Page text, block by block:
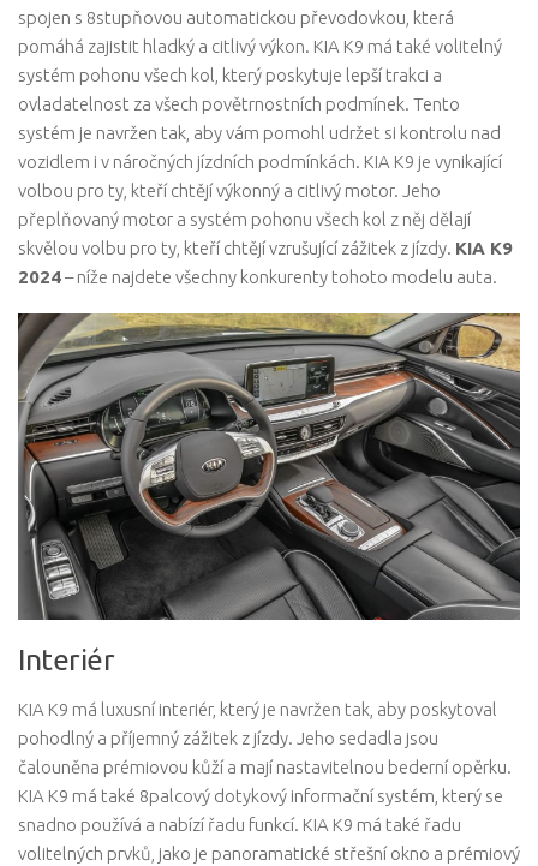
spojen s 8stupňovou automatickou převodovkou, která
pomáhá zajistit hladký a citlivý výkon. KIA K9 má také volitelný
systém pohonu všech kol, který poskytuje lepší trakci a
ovladatelnost za všech povětrnostních podmínek. Tento
systém je navržen tak, aby vám pomohl udržet si kontrolu nad
vozidlem i v náročných jízdních podmínkách. KIA K9 je vynikající
volbou pro ty, kteří chtějí výkonný a citlivý motor. Jeho
přeplňovaný motor a systém pohonu všech kol z něj dělají
skvělou volbu pro ty, kteří chtějí vzrušující zážitek z jízdy. KIA K9
2024– níže najdete všechny konkurenty tohoto modelu auta.
Interiér
KIA K9 má luxusní interiér, který je navržen tak, aby poskytoval
pohodlný a příjemný zážitek z jízdy. Jeho sedadla jsou
čalouněna prémiovou kůží a mají nastavitelnou bederní opěrku.
KIA K9 má také 8palcový dotykový informační systém, který se
snadno používá a nabízí řadu funkcí. KIA K9 má také řadu
volitelných prvků, jako je panoramatické střešní okno a prémiový